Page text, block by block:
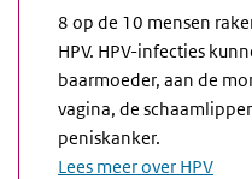
8 op de 10 mensen
HPV. HPV-infecties
baarmoeder, aan de
vagina, de
peniskanker.
Lees meer over HPV